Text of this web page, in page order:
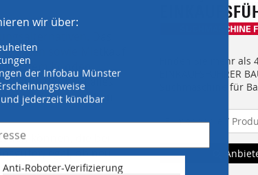
Das
sowie Mietkauf
dem Kunden
– das sind alles
individuell gestalten
können, die bei
egal, ob neu
So kann
wir über:
der Infobau Münster
jederzeit kündbar
Anti-Roboter-Verifizierung
Finden Sie mehr
EINKAUFSFÜHRER
Suchmaschine für